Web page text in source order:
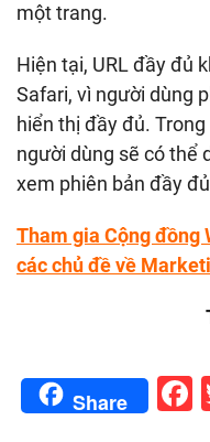
một trang.
Hiện tại, URL đầy đủ
Safari, vì người dùng
hiển thị đầy đủ.
người dùng sẽ có thể
xem phiên bản đầy
Tham gia Cộng đồng
các chủ đề về
Share